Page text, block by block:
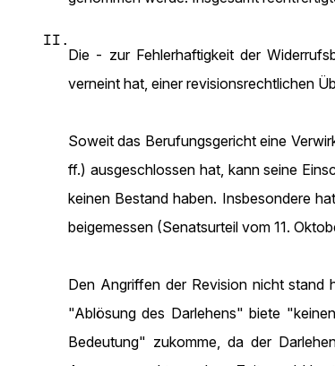
II.
Die - zur Fehlerhaftigkeit der
verneint hat, einer revisionsrechtlichen
Soweit das Berufungsgericht eine
ff.) ausgeschlossen hat, kann seine
keinen Bestand haben. Insbesondere
beigemessen (Senatsurteil vom 11.
Den Angriffen der Revision nicht stand
"Ablösung des Darlehens" biete
Bedeutung" zukomme, da der